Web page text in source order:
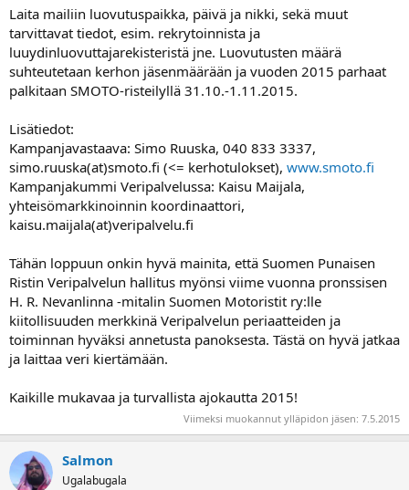
Laita mailiin luovutuspaikka, päivä ja nikki, sekä muut
tarvittavat tiedot, esim. rekrytoinnista ja
luuydinluovuttajarekisteristä jne. Luovutusten määrä
suhteutetaan kerhon jäsenmäärään ja vuoden 2015 parhaat
palkitaan SMOTO-risteilyllä 31.10.-1.11.2015.
Lisätiedot:
Kampanjavastaava: Simo Ruuska, 040 833 3337,
simo.ruuska(at)smoto.fi (<= kerhotulokset), www.smoto.fi
Kampanjakummi Veripalvelussa: Kaisu Maijala,
yhteisömarkkinoinnin koordinaattori,
kaisu.maijala(at)veripalvelu.fi
Tähän loppuun onkin hyvä mainita, että Suomen Punaisen
Ristin Veripalvelun hallitus myönsi viime vuonna pronssisen
H. R. Nevanlinna -mitalin Suomen Motoristit ry:lle
kiitollisuuden merkkinä Veripalvelun periaatteiden ja
toiminnan hyväksi annetusta panoksesta. Tästä on hyvä jatkaa
ja laittaa veri kiertämään.
Kaikille mukavaa ja turvallista ajokautta 2015!
Viimeksi muokannut ylläpidon jäsen: 7.5.2015
Salmon
Ugalabugala